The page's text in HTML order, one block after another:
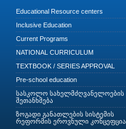
Educational Resource centers
Inclusive Education
Current Programs
NATIONAL CURRICULUM
TEXTBOOK / SERIES APPROVAL
Pre-school education
სასკოლო სახელმძღვანელოების
შეთანხმება
ზოგადი განათლების სისტემის
რეფორმის ეროვნული კონცეფცია